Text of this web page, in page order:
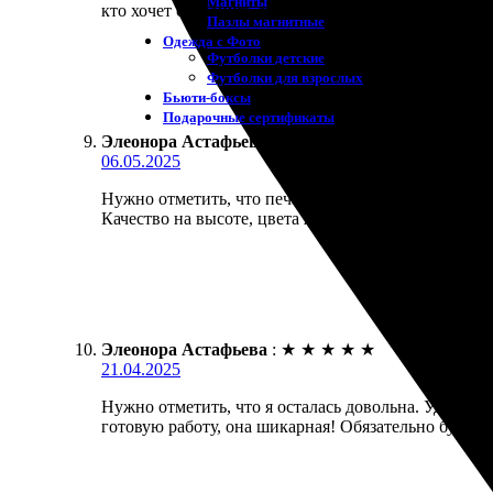
Пазлы магнитные
Одежда с Фото
Футболки детские
Футболки для взрослых
Бьюти-боксы
Подарочные сертификаты
кто хочет сохранить свои моменты в необычном
Элеонора Астафьева
06.05.2025
Нужно отметить, что печать на холсте —
Качество на высоте, цвета яркие и насыщенные.
Элеонора Астафьева : ★ ★ ★ ★ ★
21.04.2025
Нужно отметить, что я осталась довольна.
готовую работу, она шикарная! Обязательно буду